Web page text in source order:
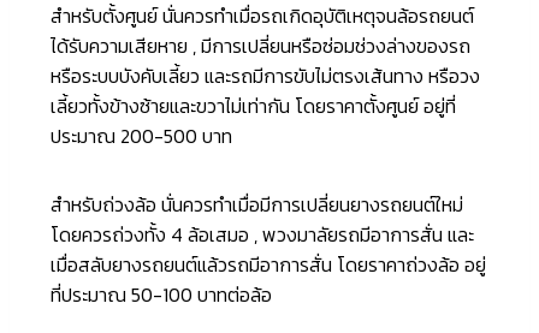
สำหรับตั้งศูนย์ นั่นควรทำเมื่อรถเกิดอุบัติเหตุจนล้อรถยนต์
ได้รับความเสียหาย , มีการเปลี่ยนหรือซ่อมช่วงล่างของรถ
หรือระบบบังคับเลี้ยว และรถมีการขับไม่ตรงเส้นทาง หรือวง
เลี้ยวทั้งข้างซ้ายและขวาไม่เท่ากัน โดยราคาตั้งศูนย์ อยู่ที่
ประมาณ 200-500 บาท
สำหรับถ่วงล้อ นั่นควรทำเมื่อมีการเปลี่ยนยางรถยนต์ใหม่
โดยควรถ่วงทั้ง 4 ล้อเสมอ , พวงมาลัยรถมีอาการสั่น และ
เมื่อสลับยางรถยนต์แล้วรถมีอาการสั่น โดยราคาถ่วงล้อ อยู่
ที่ประมาณ 50-100 บาทต่อล้อ